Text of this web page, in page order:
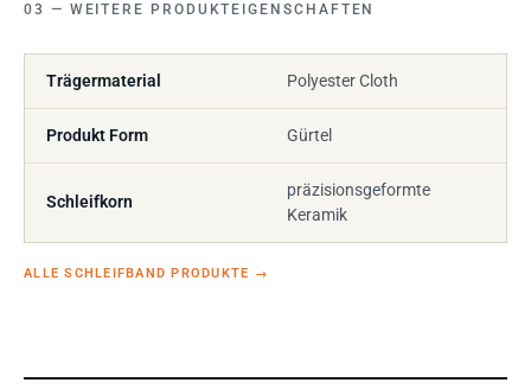
WEITERE PRODUKTEIGENSCHAFTEN
Trägermaterial Polyester Cloth
Produkt Form Gürtel
Schleifkorn
präzisionsgeformte
Keramik
ALLE SCHLEIFBAND PRODUKTE →